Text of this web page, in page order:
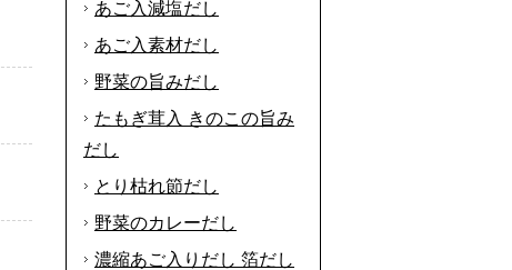
あご入減塩だし
あご入素材だし
野菜の旨みだし
たもぎ茸入 きのこの旨み
だし
とり枯れ節だし
野菜のカレーだし
濃縮あご入りだし 箔だし